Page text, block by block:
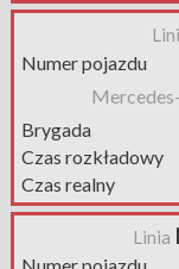
Numer pojazdu
Brygada
Czas rozkładowy
Czas realny
Linia